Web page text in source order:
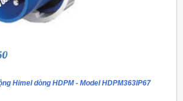
Himel dòng HDPM - Model HDPM363IP67